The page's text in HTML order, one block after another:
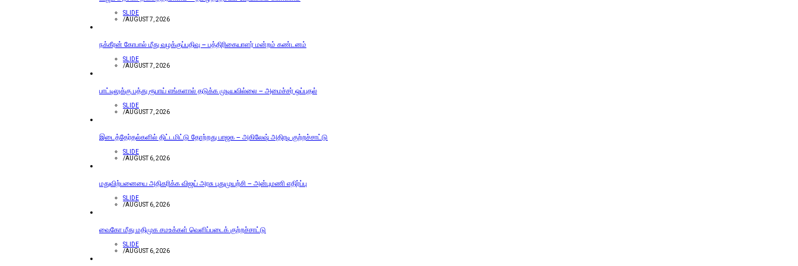
SLIDE
/AUGUST 7, 2026
நக்கீரன் கோபால் மீது வழக்குப்பதிவு – பத்திரிகையாளர் மன்றம் கண்டனம்
SLIDE
/AUGUST 7, 2026
பாட்டிலுக்கு பத்து ரூபாய் எங்களால் தடுக்க முடியவில்லை – அமைச்சர் ஒப்புதல்
SLIDE
/AUGUST 7, 2026
இடைத்தேர்தல்களில் திட்டமிட்டு தோற்றது பாஜக – அகிலேஷ் அதிரடி குற்றச்சாட்டு
SLIDE
/AUGUST 6, 2026
மதுவிற்பனையை அதிகரிக்க விஜய் அரசு புதுமுயற்சி – அன்புமணி எதிர்ப்பு
SLIDE
/AUGUST 6, 2026
வைகோ மீது மதிமுக சமஉக்கள் வெளிப்படைக் குற்றச்சாட்டு
SLIDE
/AUGUST 6, 2026